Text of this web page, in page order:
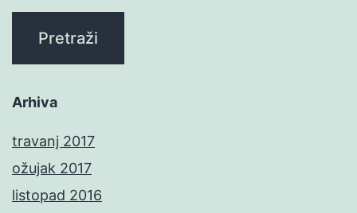
Arhiva
travanj 2017
ožujak 2017
listopad 2016